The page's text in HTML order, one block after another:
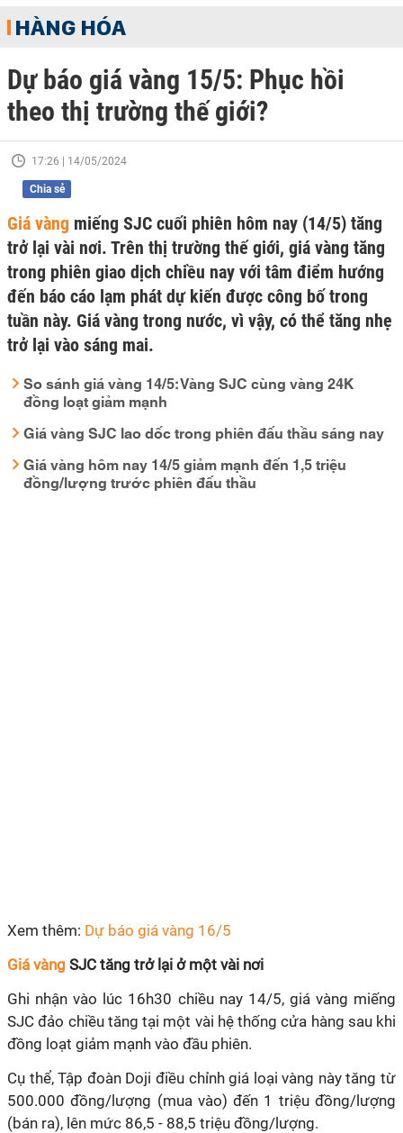
HÀNG HÓA
Dự báo giá vàng 15/5: Phục hồi
theo thị trường thế giới?
17:26 | 14/05/2024
Chia sẻ
Giá vàng miếng SJC cuối phiên hôm nay (14/5) tăng
trở lại vài nơi. Trên thị trường thế giới, giá vàng tăng
trong phiên giao dịch chiều nay với tâm điểm hướng
đến báo cáo lạm phát dự kiến được công bố trong
tuần này. Giá vàng trong nước, vì vậy, có thể tăng nhẹ
trở lại vào sáng mai.
So sánh giá vàng 14/5: Vàng SJC cùng vàng 24K
đồng loạt giảm mạnh
Giá vàng SJC lao dốc trong phiên đấu thầu sáng nay
Giá vàng hôm nay 14/5 giảm mạnh đến 1,5 triệu
đồng/lượng trước phiên đấu thầu
Xem thêm: Dự báo giá vàng 16/5
Giá vàng SJC tăng trở lại ở một vài nơi
Ghi nhận vào lúc 16h30 chiều nay 14/5, giá vàng miếng
SJC đảo chiều tăng tại một vài hệ thống cửa hàng sau khi
đồng loạt giảm mạnh vào đầu phiên.
Cụ thể, Tập đoàn Doji điều chỉnh giá loại vàng này tăng từ
500.000 đồng/lượng (mua vào) đến 1 triệu đồng/lượng
(bán ra), lên mức 86,5 - 88,5 triệu đồng/lượng.